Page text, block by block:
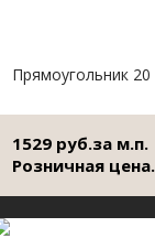
Прямоугольник
1529 руб.за м.п.
Розничная цена.